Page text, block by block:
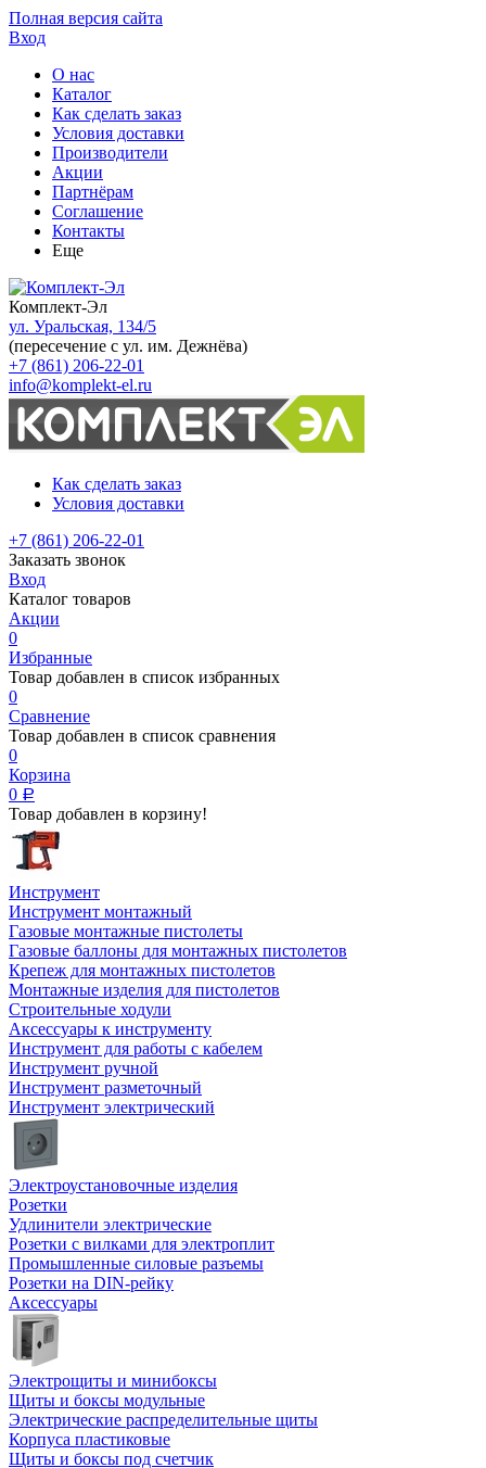
Полная версия сайта
Вход
О нас
Каталог
Как сделать заказ
Условия доставки
Производители
Акции
Партнёрам
Соглашение
Контакты
Еще
Комплект-Эл
ул. Уральская, 134/5
(пересечение с ул. им. Дежнёва)
+7 (861) 206-22-01
info@komplekt-el.ru
Как сделать заказ
Условия доставки
+7 (861) 206-22-01
Заказать звонок
Вход
Каталог товаров
Акции
0
Избранные
Товар добавлен в список избранных
0
Сравнение
Товар добавлен в список сравнения
0
Корзина
0 Р
Товар добавлен в корзину!
Инструмент
Инструмент монтажный
Газовые монтажные пистолеты
Газовые баллоны для монтажных пистолетов
Крепеж для монтажных пистолетов
Монтажные изделия для пистолетов
Строительные ходули
Аксессуары к инструменту
Инструмент для работы с кабелем
Инструмент ручной
Инструмент разметочный
Инструмент электрический
Электроустановочные изделия
Розетки
Удлинители электрические
Розетки с вилками для электроплит
Промышленные силовые разъемы
Розетки на DIN-рейку
Аксессуары
Электрощиты и минибоксы
Щиты и боксы модульные
Электрические распределительные щиты
Корпуса пластиковые
Щиты и боксы под счетчик